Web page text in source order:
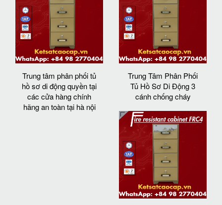
Trung tâm phân phối tủ
hồ sơ di động quyền tại
các cửa hàng chính
hãng an toàn tại hà nội
Trung Tâm Phân Phối
Tủ Hồ Sơ Di Động 3
cánh chống cháy